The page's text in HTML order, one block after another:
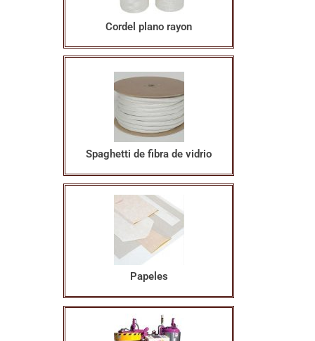
Cordel plano rayon
Spaghetti de fibra de vidrio
Papeles